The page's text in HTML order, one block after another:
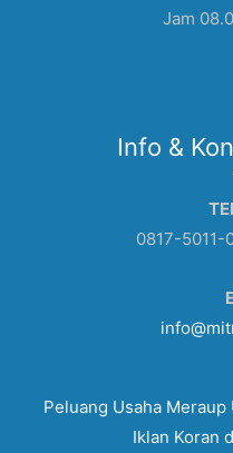
Jam
Info &
0817-5011-
Peluang Usaha
Iklan Koran